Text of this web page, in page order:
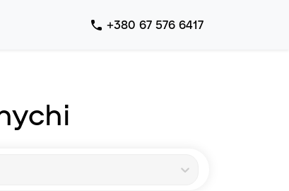
+380 67 576 6417